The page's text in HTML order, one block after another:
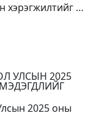
хэрэгжилтийг …
УЛСЫН 2025
2025 оны